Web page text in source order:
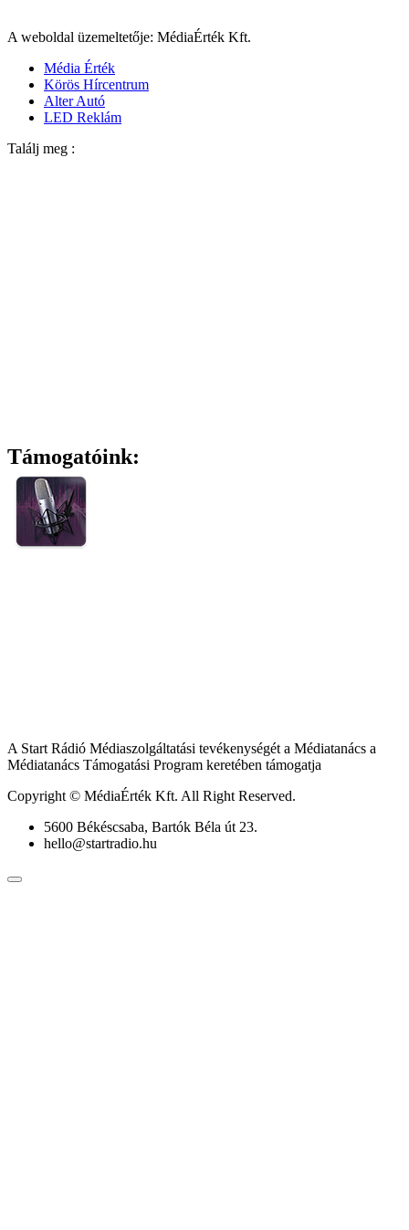
A weboldal üzemeltetője: MédiaÉrték Kft.
Média Érték
Körös Hírcentrum
Alter Autó
LED Reklám
Találj meg :
Támogatóink:
A Start Rádió Médiaszolgáltatási tevékenységét a Médiatanács a
Médiatanács Támogatási Program keretében támogatja
Copyright © MédiaÉrték Kft. All Right Reserved.
5600 Békéscsaba, Bartók Béla út 23.
hello@startradio.hu